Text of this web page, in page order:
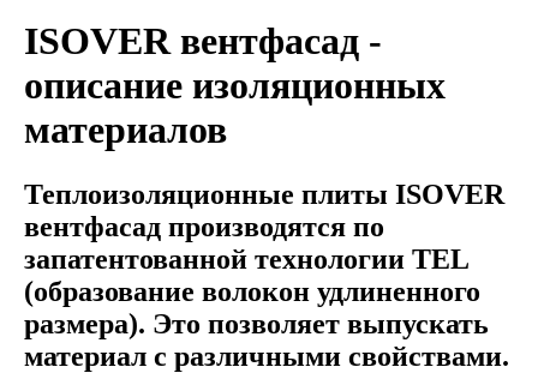
ISOVER вентфасад -
описание изоляционных
материалов
Теплоизоляционные плиты ISOVER
вентфасад производятся по
запатентованной технологии TEL
(образование волокон удлиненного
размера). Это позволяет выпускать
материал с различными свойствами.